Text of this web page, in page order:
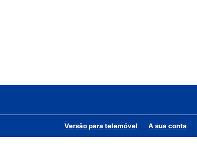
Versão para telemóvel A sua conta